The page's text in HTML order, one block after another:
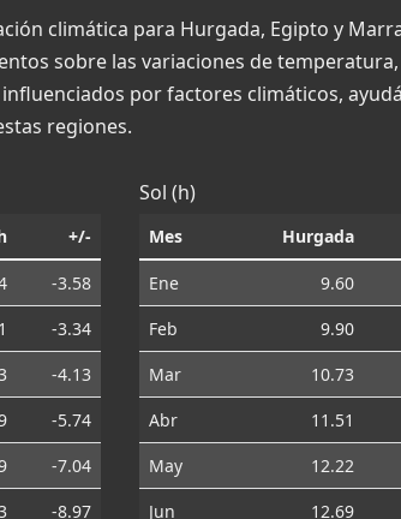
climática para Hurgada, Egipto y
sobre las variaciones de
por factores climáticos,
regiones.
+/-
-3.58
-3.34
-4.13
-5.74
-7.04
-8.97
Sol (h)
Mes Hurgada
Ene 9.60
Feb
9.90
Mar
10.73
Abr
11.51
May
12.22
Jun
12.69